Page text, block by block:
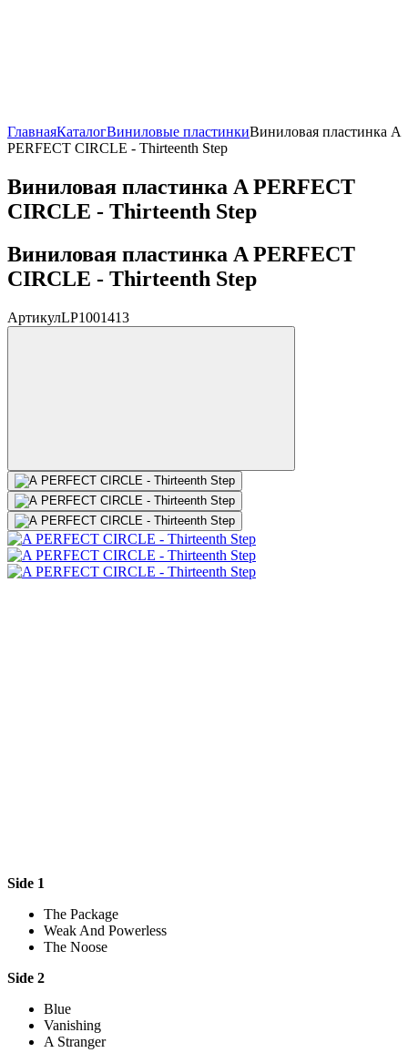
ГлавнаяКаталогВиниловые пластинкиВиниловая пластинка A
PERFECT CIRCLE - Thirteenth Step
Виниловая пластинка A PERFECT
CIRCLE - Thirteenth Step
Виниловая пластинка A PERFECT
CIRCLE - Thirteenth Step
АртикулLP1001413
Side 1
The Package
Weak And Powerless
The Noose
Side 2
Blue
Vanishing
A Stranger